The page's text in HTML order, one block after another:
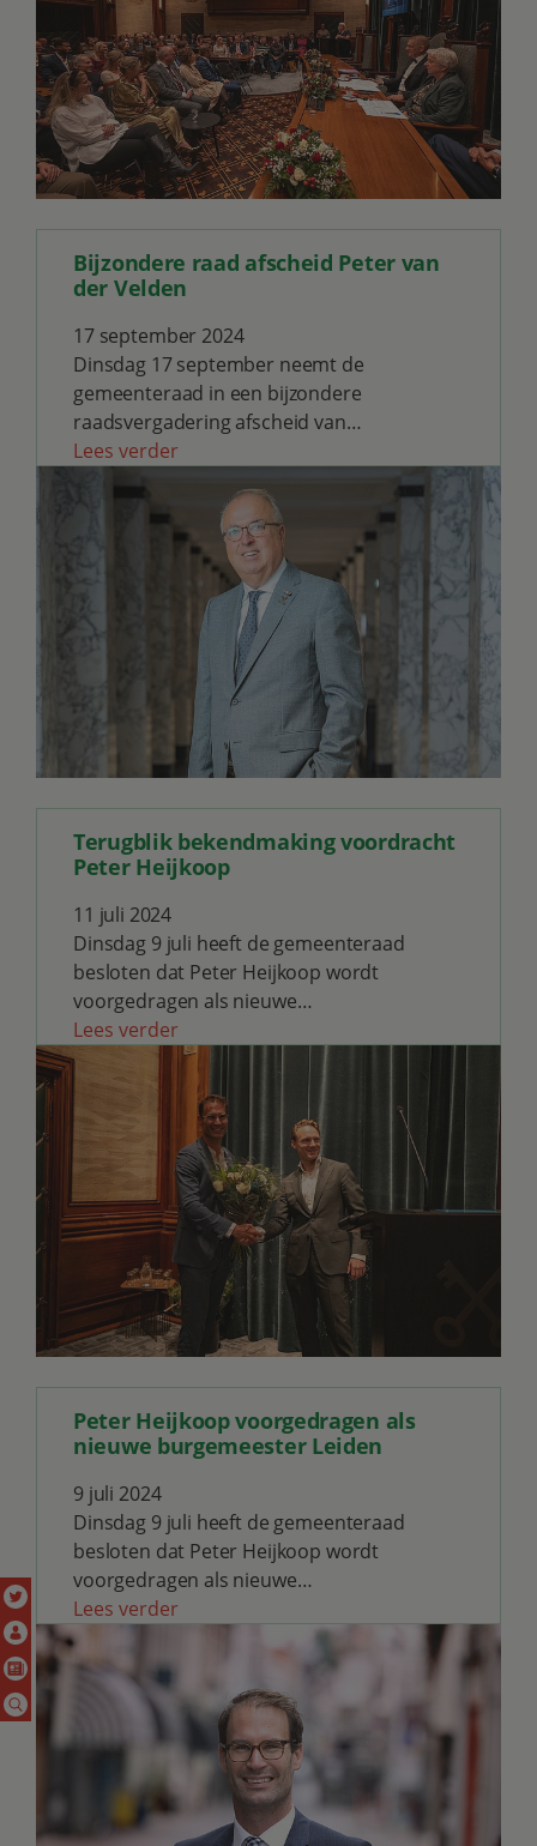
Bijzondere raad afscheid Peter van
der Velden
17 september 2024
Dinsdag 17 september neemt de
gemeenteraad in een bijzondere
raadsvergadering afscheid van…
Lees verder
Terugblik bekendmaking voordracht
Peter Heijkoop
11 juli 2024
Dinsdag 9 juli heeft de gemeenteraad
besloten dat Peter Heijkoop wordt
voorgedragen als nieuwe…
Lees verder
Peter Heijkoop voorgedragen als
nieuwe burgemeester Leiden
9 juli 2024
Dinsdag 9 juli heeft de gemeenteraad
besloten dat Peter Heijkoop wordt
voorgedragen als nieuwe…
Lees verder